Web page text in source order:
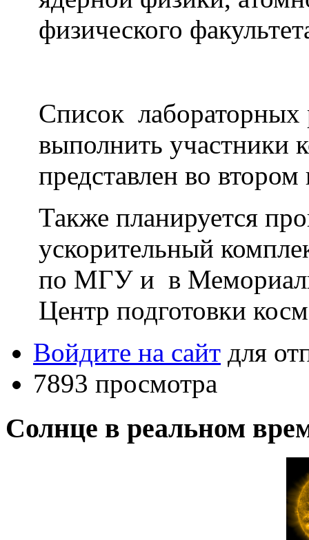
физического
Список лабораторных
выполнить участники
представлен во
Также планируется
ускорительный
по МГУ и в
Центр подготовки
Войдите на сайт для
7893 просмотра
Солнце в реальном